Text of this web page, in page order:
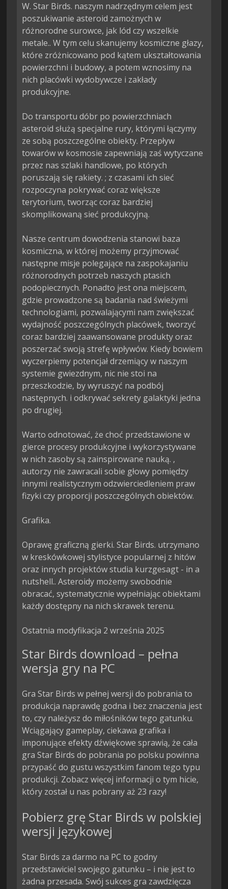
W. Star Birds. naszym nadrzędnym celem jest
poszukiwanie asteroid zamożnych w
różnorodne surowce, jak lód czy wszelkie
metale.. W tym celu skanujemy kosmiczne głazy,
które zróżnicowano pod kątem ukształtowania
powierzchni i budowy, a potem wznosimy na
nich placówki wydobywcze i zakłady
produkcyjne.
Do transportu dóbr po powierzchniach
asteroid służą specjalne rury, którymi łączymy
ze sobą poszczególne obiekty. Przepływ
towarów w kosmosie zapewniają zaś wytyczane
przez nas szlaki handlowe, po których
poruszają się rakiety. ; z czasami ich sieć
rozpoczyna pokrywać coraz większe
terytorium, tworząc coraz bardziej
skomplikowaną sieć produkcyjną.
Nasze centrum dowodzenia stanowi baza
kosmiczna, w której możemy przyjmować
następne misje polegające na zaspokajaniu
różnorodnych potrzeb naszych ptasich
podopiecznych. Ponadto jest ona miejscem,
gdzie prowadzone są badania nad świeżymi
technologiami, pozwalającymi nam zwiększać
wydajność poszczególnych placówek, tworzyć
coraz bardziej zaawansowane produkty oraz
poszerzać swoją strefę wpływów. Kiedy bowiem
wyczerpiemy potencjał drzemiący w naszym
systemie gwiezdnym, nic nie stoi na
przeszkodzie, by wyruszyć na podbój
następnych. i odkrywać sekrety galaktyki jedna
po drugiej.
Warto odnotować, że choć przedstawione w
gierce procesy produkcyjne i wykorzystywane
w nich zasoby są zainspirowane nauką. ,
autorzy nie zawracali sobie głowy pomiędzy
innymi realistycznym odzwierciedleniem praw
fizyki czy proporcji poszczególnych obiektów.
Grafika.
Oprawę graficzną gierki. Star Birds. utrzymano
w kreskówkowej stylistyce popularnej z hitów
oraz innych projektów studia kurzgesagt - in a
nutshell.. Asteroidy możemy swobodnie
obracać, systematycznie wypełniając obiektami
każdy dostępny na nich skrawek terenu.
Ostatnia modyfikacja 2 września 2025
Star Birds download – pełna
wersja gry na PC
Gra Star Birds w pełnej wersji do pobrania to
produkcja naprawdę godna i bez znaczenia jest
to, czy należysz do miłośników tego gatunku.
Wciągający gameplay, ciekawa grafika i
imponujące efekty dźwiękowe sprawią, że cała
gra Star Birds do pobrania po polsku powinna
przypaść do gustu wszystkim fanom tego typu
produkcji. Zobacz więcej informacji o tym hicie,
który został u nas pobrany aż 23 razy!
Pobierz grę Star Birds w polskiej
wersji językowej
Star Birds za darmo na PC to godny
przedstawiciel swojego gatunku – i nie jest to
żadna przesada. Swój sukces gra zawdzięcza